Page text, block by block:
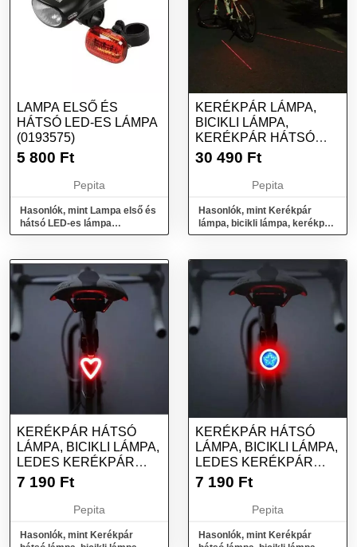
LAMPA ELSŐ ÉS
HÁTSÓ LED-ES LÁMPA
(0193575)
5 800 Ft
Pepita
Hasonlók, mint Lampa első és
hátsó LED-es lámpa
(0193575)
KERÉKPÁR LÁMPA,
BICIKLI LÁMPA,
KERÉKPÁR HÁTSÓ
LÁMPA INDEXES
30 490 Ft
Pepita
Hasonlók, mint Kerékpár
lámpa, bicikli lámpa, kerékpár
hátsó lámpa indexes
KERÉKPÁR HÁTSÓ
LÁMPA, BICIKLI LÁMPA,
LEDES KERÉKPÁR
LÁMPA - SZÍV
7 190 Ft
Pepita
Hasonlók, mint Kerékpár
KERÉKPÁR HÁTSÓ
LÁMPA, BICIKLI LÁMPA,
LEDES KERÉKPÁR
LÁMPA - CSILLAG
7 190 Ft
Pepita
Hasonlók, mint Kerékpár